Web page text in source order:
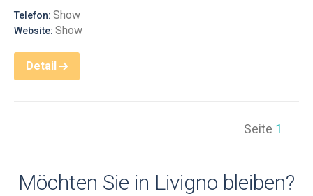
Telefon: Show
Website: Show
Detail
Seite 1
Möchten Sie in Livigno bleiben?